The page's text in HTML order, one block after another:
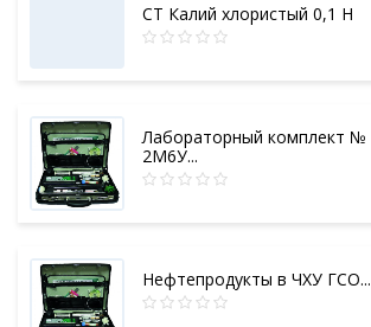
СТ Калий хлористый 0,1 Н
Лабораторный комплект №
2М6У...
Нефтепродукты в ЧХУ ГСО...